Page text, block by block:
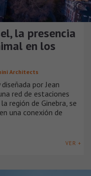
la presencia
en los
Architects
por Jean
red de estaciones
región de Ginebra, se
una conexión de
VER +